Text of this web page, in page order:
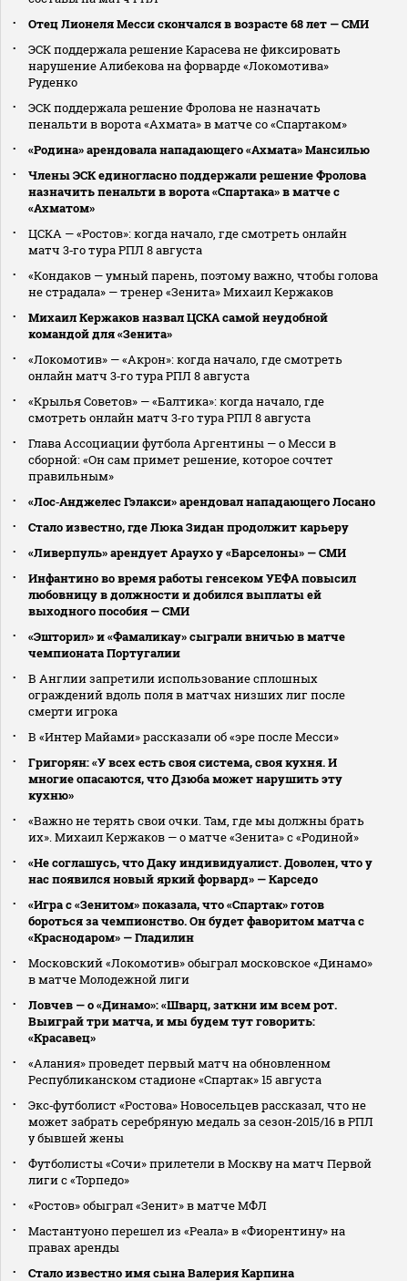
Отец Лионеля Месси скончался в возрасте 68 лет — СМИ
ЭСК поддержала решение Карасева не фиксировать
нарушение Алибекова на форварде «Локомотива»
Руденко
ЭСК поддержала решение Фролова не назначать
пенальти в ворота «Ахмата» в матче со «Спартаком»
«Родина» арендовала нападающего «Ахмата» Мансилью
Члены ЭСК единогласно поддержали решение Фролова
назначить пенальти в ворота «Спартака» в матче с
«Ахматом»
ЦСКА — «Ростов»: когда начало, где смотреть онлайн
матч 3‑го тура РПЛ 8 августа
«Кондаков — умный парень, поэтому важно, чтобы голова
не страдала» — тренер «Зенита» Михаил Кержаков
Михаил Кержаков назвал ЦСКА самой неудобной
командой для «Зенита»
«Локомотив» — «Акрон»: когда начало, где смотреть
онлайн матч 3‑го тура РПЛ 8 августа
«Крылья Советов» — «Балтика»: когда начало, где
смотреть онлайн матч 3‑го тура РПЛ 8 августа
Глава Ассоциации футбола Аргентины — о Месси в
сборной: «Он сам примет решение, которое сочтет
правильным»
«Лос‑Анджелес Гэлакси» арендовал нападающего Лосано
Стало известно, где Люка Зидан продолжит карьеру
«Ливерпуль» арендует Араухо у «Барселоны» — СМИ
Инфантино во время работы генсеком УЕФА повысил
любовницу в должности и добился выплаты ей
выходного пособия — СМИ
«Эшторил» и «Фамаликау» сыграли вничью в матче
чемпионата Португалии
В Англии запретили использование сплошных
ограждений вдоль поля в матчах низших лиг после
смерти игрока
В «Интер Майами» рассказали об «эре после Месси»
Григорян: «У всех есть своя система, своя кухня. И
многие опасаются, что Дзюба может нарушить эту
кухню»
«Важно не терять свои очки. Там, где мы должны брать
их». Михаил Кержаков — о матче «Зенита» с «Родиной»
«Не соглашусь, что Даку индивидуалист. Доволен, что у
нас появился новый яркий форвард» — Карседо
«Игра с «Зенитом» показала, что «Спартак» готов
бороться за чемпионство. Он будет фаворитом матча с
«Краснодаром» — Гладилин
Московский «Локомотив» обыграл московское «Динамо»
в матче Молодежной лиги
Ловчев — о «Динамо»: «Шварц, заткни им всем рот.
Выиграй три матча, и мы будем тут говорить:
«Красавец»
«Алания» проведет первый матч на обновленном
Республиканском стадионе «Спартак» 15 августа
Экс‑футболист «Ростова» Новосельцев рассказал, что не
может забрать серебряную медаль за сезон‑2015/16 в РПЛ
у бывшей жены
Футболисты «Сочи» прилетели в Москву на матч Первой
лиги с «Торпедо»
«Ростов» обыграл «Зенит» в матче МФЛ
Мастантуоно перешел из «Реала» в «Фиорентину» на
правах аренды
Стало известно имя сына Валерия Карпина